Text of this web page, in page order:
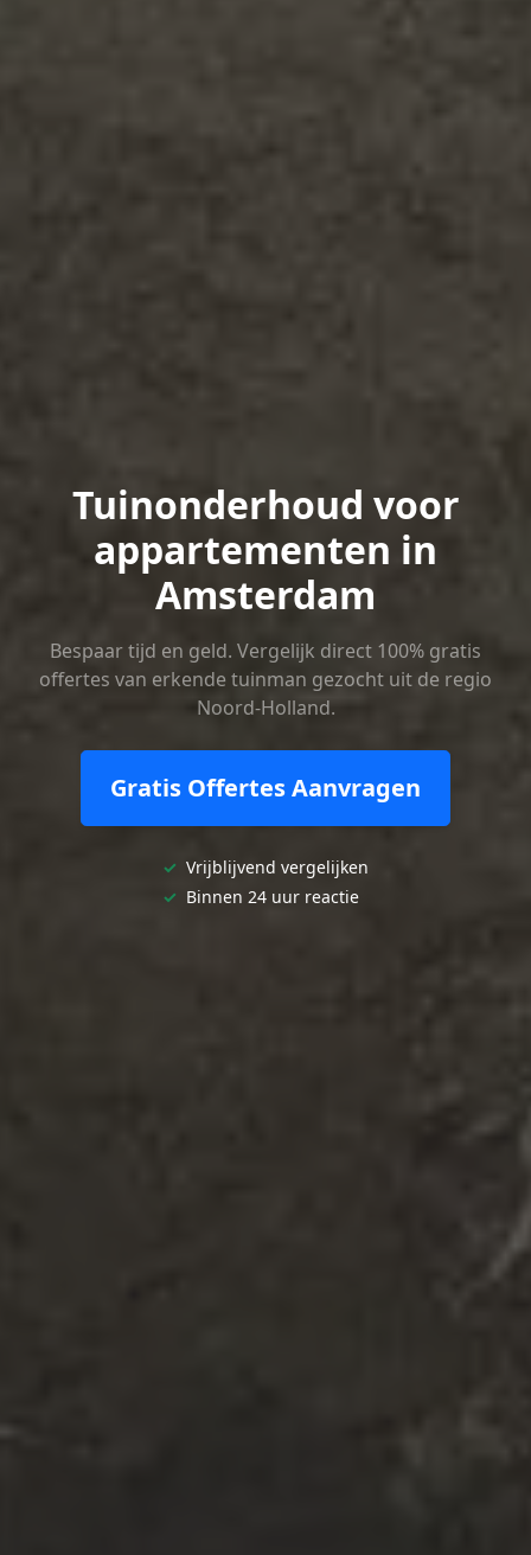
Tuinonderhoud voor
appartementen in
Amsterdam
Bespaar tijd en geld. Vergelijk direct 100% gratis
offertes van erkende tuinman gezocht uit de regio
Noord-Holland.
Gratis Offertes Aanvragen
✓ Vrijblijvend vergelijken
✓ Binnen 24 uur reactie